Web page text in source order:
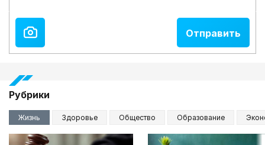
Рубрики
Жизнь Здоровье Общество Образование